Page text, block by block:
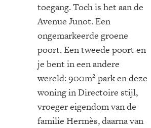
toegang. Toch is het aan de
Avenue Junot. Een
ongemarkeerde groene
poort. Een tweede poort en
je bent in een andere
wereld: 900m2 park en deze
woning in Directoire stijl,
vroeger eigendom van de
familie Hermès, daarna van